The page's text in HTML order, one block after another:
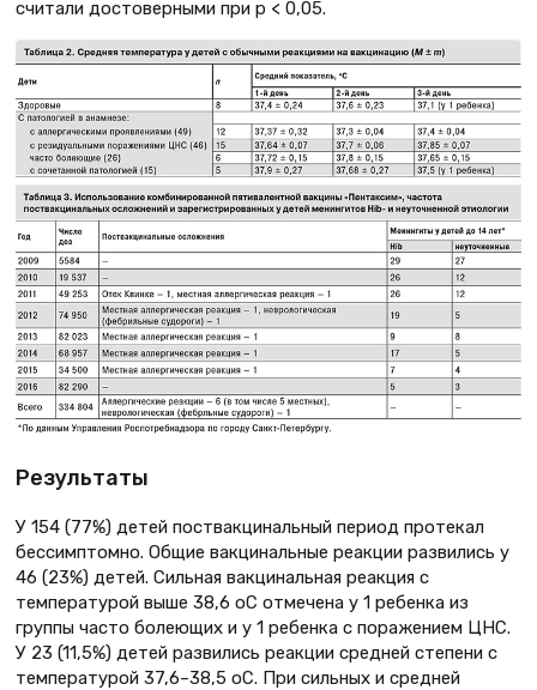
считали достоверными при р < 0,05.
Результаты
У 154 (77%) детей поствакцинальный период протекал
бессимптомно. Общие вакцинальные реакции развились у
46 (23%) детей. Сильная вакцинальная реакция с
температурой выше 38,6 оС отмечена у 1 ребенка из
группы часто болеющих и у 1 ребенка с поражением ЦНС.
У 23 (11,5%) детей развились реакции средней степени с
температурой 37,6–38,5 оС. При сильных и средней